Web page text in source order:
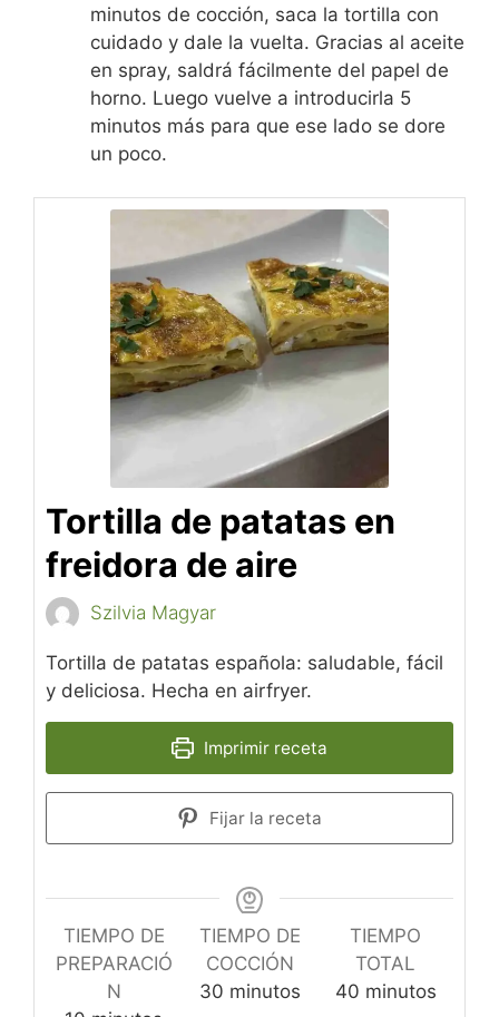
minutos de cocción, saca la tortilla con
cuidado y dale la vuelta. Gracias al aceite
en spray, saldrá fácilmente del papel de
horno. Luego vuelve a introducirla 5
minutos más para que ese lado se dore
un poco.
Tortilla de patatas en
freidora de aire
Szilvia Magyar
Tortilla de patatas española: saludable, fácil
y deliciosa. Hecha en airfryer.
Imprimir receta
Fijar la receta
TIEMPO DE
PREPARACIÓ
N
TIEMPO DE
COCCIÓN
30minutos
minutos
TIEMPO
TOTAL
40minutos
minutos